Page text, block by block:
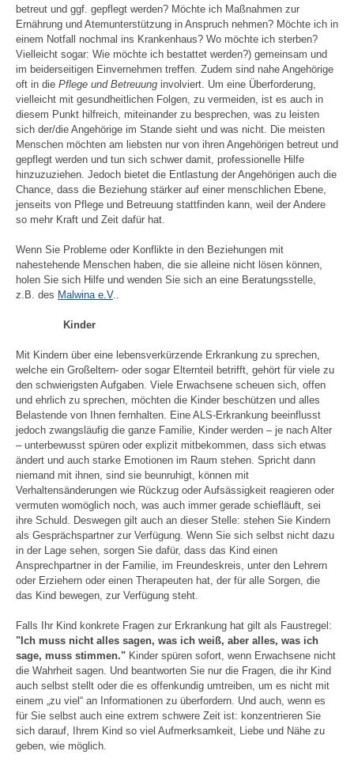
betreut und ggf. gepflegt werden? Möchte ich Maßnahmen zur
Ernährung und Atemunterstützung in Anspruch nehmen? Möchte ich in
einem Notfall nochmal ins Krankenhaus? Wo möchte ich sterben?
Vielleicht sogar: Wie möchte ich bestattet werden?) gemeinsam und
im beiderseitigen Einvernehmen treffen. Zudem sind nahe Angehörige
oft in die Pflege und Betreuung involviert. Um eine Überforderung,
vielleicht mit gesundheitlichen Folgen, zu vermeiden, ist es auch in
diesem Punkt hilfreich, miteinander zu besprechen, was zu leisten
sich der/die Angehörige im Stande sieht und was nicht. Die meisten
Menschen möchten am liebsten nur von ihren Angehörigen betreut und
gepflegt werden und tun sich schwer damit, professionelle Hilfe
hinzuzuziehen. Jedoch bietet die Entlastung der Angehörigen auch die
Chance, dass die Beziehung stärker auf einer menschlichen Ebene,
jenseits von Pflege und Betreuung stattfinden kann, weil der Andere
so mehr Kraft und Zeit dafür hat.
Wenn Sie Probleme oder Konflikte in den Beziehungen mit
nahestehende Menschen haben, die sie alleine nicht lösen können,
holen Sie sich Hilfe und wenden Sie sich an eine Beratungsstelle,
z.B. des Malwina e.V..
Kinder
Mit Kindern über eine lebensverkürzende Erkrankung zu sprechen,
welche ein Großeltern- oder sogar Elternteil betrifft, gehört für viele zu
den schwierigsten Aufgaben. Viele Erwachsene scheuen sich, offen
und ehrlich zu sprechen, möchten die Kinder beschützen und alles
Belastende von Ihnen fernhalten. Eine ALS-Erkrankung beeinflusst
jedoch zwangsläufig die ganze Familie, Kinder werden – je nach Alter
– unterbewusst spüren oder explizit mitbekommen, dass sich etwas
ändert und auch starke Emotionen im Raum stehen. Spricht dann
niemand mit ihnen, sind sie beunruhigt, können mit
Verhaltensänderungen wie Rückzug oder Aufsässigkeit reagieren oder
vermuten womöglich noch, was auch immer gerade schiefläuft, sei
ihre Schuld. Deswegen gilt auch an dieser Stelle: stehen Sie Kindern
als Gesprächspartner zur Verfügung. Wenn Sie sich selbst nicht dazu
in der Lage sehen, sorgen Sie dafür, dass das Kind einen
Ansprechpartner in der Familie, im Freundeskreis, unter den Lehrern
oder Erziehern oder einen Therapeuten hat, der für alle Sorgen, die
das Kind bewegen, zur Verfügung steht.
Falls Ihr Kind konkrete Fragen zur Erkrankung hat gilt als Faustregel:
"Ich muss nicht alles sagen, was ich weiß, aber alles, was ich
sage, muss stimmen." Kinder spüren sofort, wenn Erwachsene nicht
die Wahrheit sagen. Und beantworten Sie nur die Fragen, die ihr Kind
auch selbst stellt oder die es offenkundig umtreiben, um es nicht mit
einem „zu viel“ an Informationen zu überfordern. Und auch, wenn es
für Sie selbst auch eine extrem schwere Zeit ist: konzentrieren Sie
sich darauf, Ihrem Kind so viel Aufmerksamkeit, Liebe und Nähe zu
geben, wie möglich.